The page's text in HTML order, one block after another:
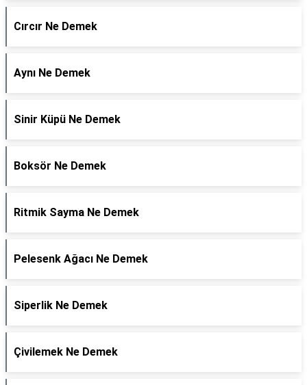
Cırcır Ne Demek
Aynı Ne Demek
Sinir Küpü Ne Demek
Boksör Ne Demek
Ritmik Sayma Ne Demek
Pelesenk Ağacı Ne Demek
Siperlik Ne Demek
Çivilemek Ne Demek